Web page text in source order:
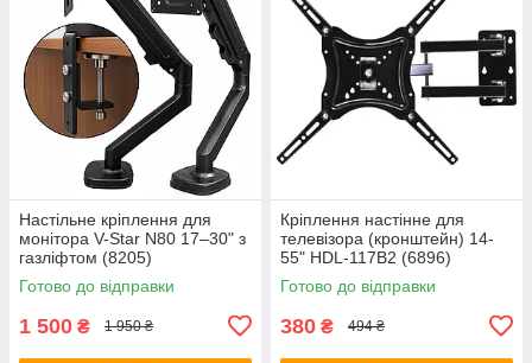
Настільне кріплення для
монітора V-Star N80 17–30" з
газліфтом (8205)
Готово до відправки
1 500 ₴ 1 950 ₴
Кріплення настінне для
телевізора (кронштейн) 14-
55" HDL-117B2 (6896)
Готово до відправки
380 ₴ 494 ₴